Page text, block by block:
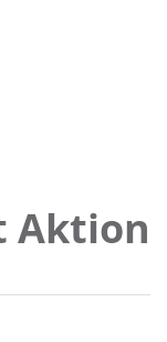
Aktion